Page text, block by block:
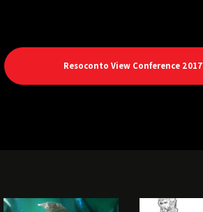
Resoconto View Conference 2017